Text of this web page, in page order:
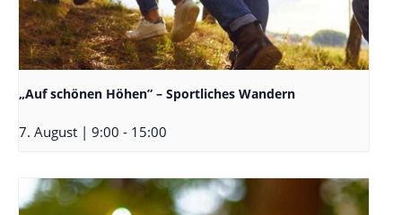
„Auf schönen Höhen” – Sportliches Wandern
7. August | 9:00 - 15:00